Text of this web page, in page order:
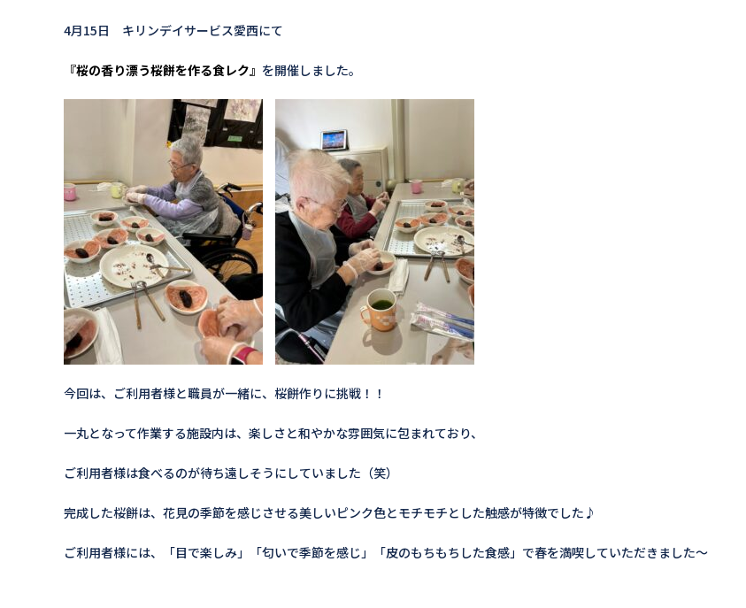
4月15日 キリンデイサービス愛西にて
『桜の香り漂う桜餅を作る食レク』 を開催しました。
今回は、ご利用者様と職員が一緒に、桜餅作りに挑戦！！
一丸となって作業する施設内は、楽しさと和やかな雰囲気に包まれており、
ご利用者様は食べるのが待ち遠しそうにしていました（笑）
完成した桜餅は、花見の季節を感じさせる美しいピンク色とモチモチとした触感が特徴でした♪
ご利用者様には、「目で楽しみ」「匂いで季節を感じ」「皮のもちもちした食感」で春を満喫していただきました～